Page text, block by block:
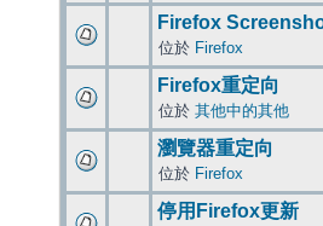
Firefox
位於 Firefox
Firefox重定向
位於 其他中的其他
瀏覽器重定向
位於 Firefox
停用Firefox更新